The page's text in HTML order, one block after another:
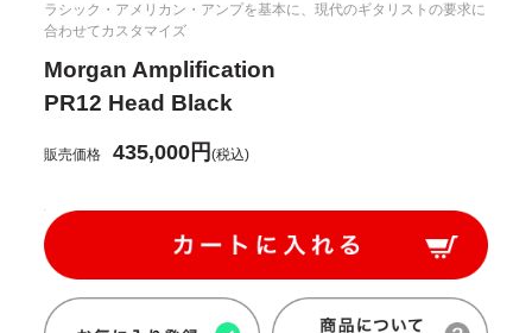
ラシック・アメリカン・アンプを基本に、現代のギタリストの要求に
合わせてカスタマイズ
Morgan Amplification
PR12 Head Black
販売価格 435,000円(税込)